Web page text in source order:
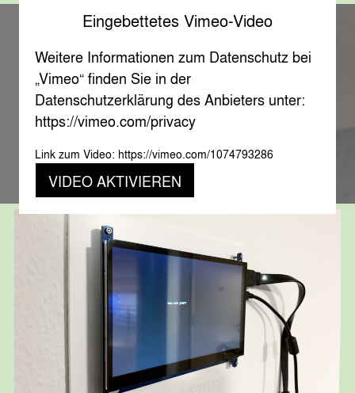
Eingebettetes Vimeo-Video
Weitere Informationen zum Datenschutz bei
„Vimeo“ finden Sie in der
Datenschutzerklärung des Anbieters unter:
https://vimeo.com/privacy
Link zum Video: https://vimeo.com/1074793286
VIDEO AKTIVIEREN